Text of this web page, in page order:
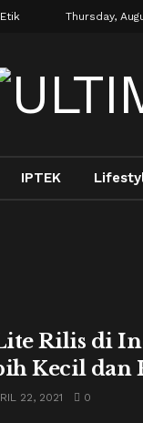
Thursday,
IPTEK
Rilis di
Kecil dan
22, 2021 0